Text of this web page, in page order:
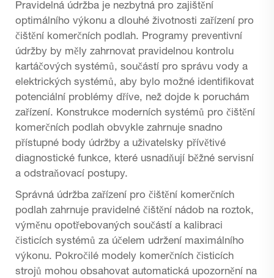
Pravidelná údržba je nezbytná pro zajištění
optimálního výkonu a dlouhé životnosti zařízení pro
čištění komerčních podlah. Programy preventivní
údržby by měly zahrnovat pravidelnou kontrolu
kartáčových systémů, součástí pro správu vody a
elektrických systémů, aby bylo možné identifikovat
potenciální problémy dříve, než dojde k poruchám
zařízení. Konstrukce moderních systémů pro čištění
komerčních podlah obvykle zahrnuje snadno
přístupné body údržby a uživatelsky přívětivé
diagnostické funkce, které usnadňují běžné servisní
a odstraňovací postupy.
Správná údržba zařízení pro čištění komerčních
podlah zahrnuje pravidelné čištění nádob na roztok,
výměnu opotřebovaných součástí a kalibraci
čisticích systémů za účelem udržení maximálního
výkonu. Pokročilé modely komerčních čisticích
strojů mohou obsahovat automatická upozornění na